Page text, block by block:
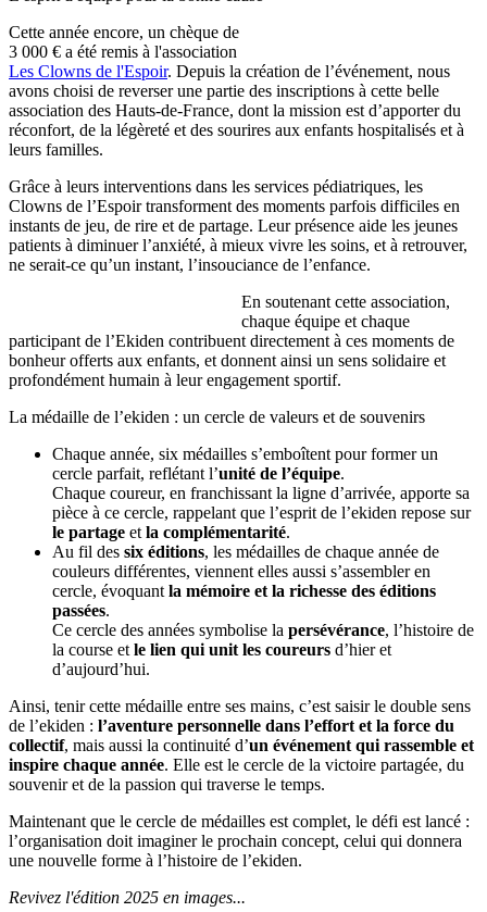
Cette année encore, un chèque de
3 000 € a été remis à l'association
Les Clowns de l'Espoir. Depuis la création de l’événement, nous
avons choisi de reverser une partie des inscriptions à cette belle
association des Hauts-de-France, dont la mission est d’apporter du
réconfort, de la légèreté et des sourires aux enfants hospitalisés et à
leurs familles.
Grâce à leurs interventions dans les services pédiatriques, les
Clowns de l’Espoir transforment des moments parfois difficiles en
instants de jeu, de rire et de partage. Leur présence aide les jeunes
patients à diminuer l’anxiété, à mieux vivre les soins, et à retrouver,
ne serait-ce qu’un instant, l’insouciance de l’enfance.
En soutenant cette association,
chaque équipe et chaque
participant de l’Ekiden contribuent directement à ces moments de
bonheur offerts aux enfants, et donnent ainsi un sens solidaire et
profondément humain à leur engagement sportif.
La médaille de l’ekiden : un cercle de valeurs et de souvenirs
Chaque année, six médailles s’emboîtent pour former un
cercle parfait, reflétant l’unité de l’équipe.
Chaque coureur, en franchissant la ligne d’arrivée, apporte sa
pièce à ce cercle, rappelant que l’esprit de l’ekiden repose sur
le partage et la complémentarité.
Au fil des six éditions, les médailles de chaque année de
couleurs différentes, viennent elles aussi s’assembler en
cercle, évoquant la mémoire et la richesse des éditions
passées.
Ce cercle des années symbolise la persévérance, l’histoire de
la course et le lien qui unit les coureurs d’hier et
d’aujourd’hui.
Ainsi, tenir cette médaille entre ses mains, c’est saisir le double sens
de l’ekiden : l’aventure personnelle dans l’effort et la force du
collectif, mais aussi la continuité d’un événement qui rassemble et
inspire chaque année. Elle est le cercle de la victoire partagée, du
souvenir et de la passion qui traverse le temps.
Maintenant que le cercle de médailles est complet, le défi est lancé :
l’organisation doit imaginer le prochain concept, celui qui donnera
une nouvelle forme à l’histoire de l’ekiden.
Revivez l'édition 2025 en images...